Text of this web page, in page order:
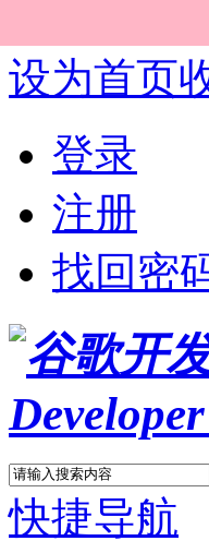
设为首页
登录
注册
找回密
快捷导航